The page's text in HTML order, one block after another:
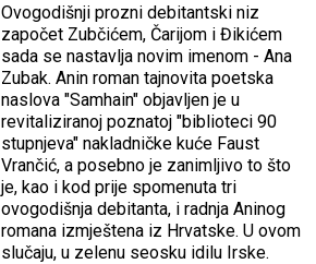
Ovogodišnji prozni debitantski niz
započet Zubčićem, Čarijom i Đikićem
sada se nastavlja novim imenom - Ana
Zubak. Anin roman tajnovita poetska
naslova "Samhain" objavljen je u
revitaliziranoj poznatoj "biblioteci 90
stupnjeva" nakladničke kuće Faust
Vrančić, a posebno je zanimljivo to što
je, kao i kod prije spomenuta tri
ovogodišnja debitanta, i radnja Aninog
romana izmještena iz Hrvatske. U ovom
slučaju, u zelenu seosku idilu Irske.